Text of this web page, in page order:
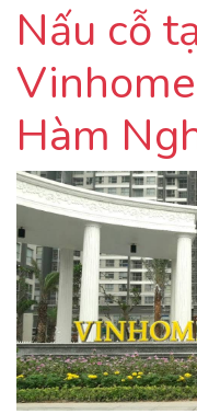
Nấu cỗ
Hàm